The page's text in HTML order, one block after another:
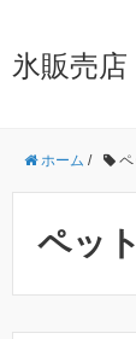
氷販売
ホーム /
ペッ